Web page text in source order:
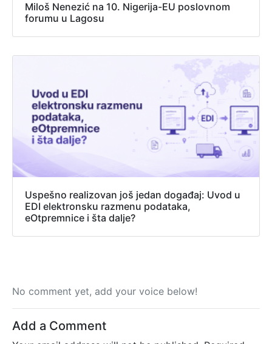
Miloš Nenezić na 10. Nigerija-EU poslovnom
forumu u Lagosu
Uspešno realizovan još jedan događaj: Uvod u
EDI elektronsku razmenu podataka,
eOtpremnice i šta dalje?
No comment yet, add your voice below!
Add a Comment